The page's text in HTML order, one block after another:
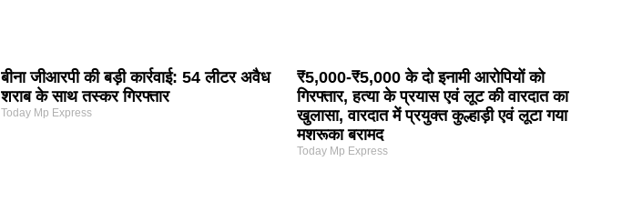
बीना जीआरपी की बड़ी कार्रवाई: 54 लीटर अवैध
शराब के साथ तस्कर गिरफ्तार
Today Mp Express
₹5,000-₹5,000 के दो इनामी आरोपियों को
गिरफ्तार, हत्या के प्रयास एवं लूट की वारदात का
खुलासा, वारदात में प्रयुक्त कुल्हाड़ी एवं लूटा गया
मशरूका बरामद
Today Mp Express